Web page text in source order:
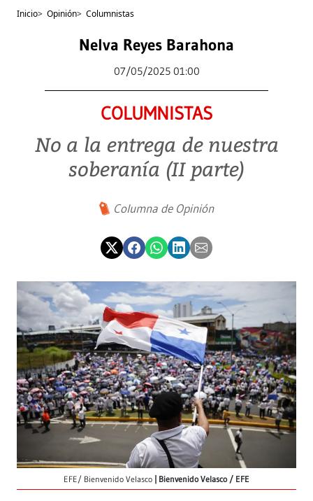
Inicio> Opinión> Columnistas
Nelva Reyes Barahona
07/05/2025 01:00
COLUMNISTAS
No a la entrega de nuestra
soberanía (II parte)
Columna de Opinión
EFE/ Bienvenido Velasco Bienvenido Velasco / EFE